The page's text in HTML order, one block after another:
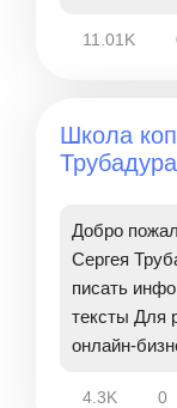
11.01K
Школа
Трубадура
Добро
Сергея
писать
тексты Для
онлайн-
4.3K 0